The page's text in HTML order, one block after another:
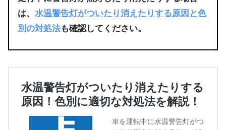
は、 水温警告灯がついたり消えたりする原因と色
別の対処法も確認してください。